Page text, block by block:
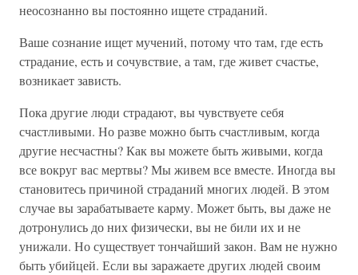
неосознанно вы постоянно ищете страданий.
Ваше сознание ищет мучений, потому что там, где есть
страдание, есть и сочувствие, а там, где живет счастье,
возникает зависть.
Пока другие люди страдают, вы чувствуете себя
счастливыми. Но разве можно быть счастливым, когда
другие несчастны? Как вы можете быть живыми, когда
все вокруг вас мертвы? Мы живем все вместе. Иногда вы
становитесь причиной страданий многих людей. В этом
случае вы зарабатываете карму. Может быть, вы даже не
дотронулись до них физически, вы не били их и не
унижали. Но существует тончайший закон. Вам не нужно
быть убийцей. Если вы заражаете других людей своим